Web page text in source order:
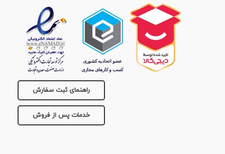
راهنمای ثبت سفارش
خدمات پس از فروش